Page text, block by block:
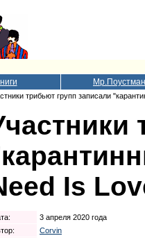
Мр.Поустман
трибьют групп записали
Is
3 апреля 2020 года
Corvin